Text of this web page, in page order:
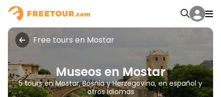
Free tours en Mostar
Museos en Mostar
5 tours en Mostar, Bosnia y Herzegovina, en español y
otros idiomas